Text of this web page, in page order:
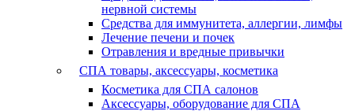
нервной системы
Средства для иммунитета, аллергии, лимфы
Лечение печени и почек
Отравления и вредные привычки
СПА товары, аксессуары, косметика
Косметика для СПА салонов
Аксессуары, оборудование для СПА